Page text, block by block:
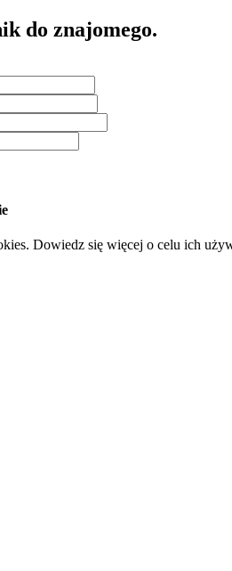
do znajomego.
Dowiedz się więcej o celu ich